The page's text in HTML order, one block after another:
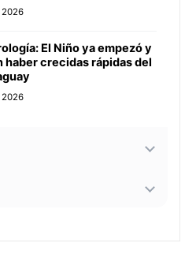
2026
El Niño ya empezó y
haber crecidas rápidas del
2026
y BIM ganan terreno en